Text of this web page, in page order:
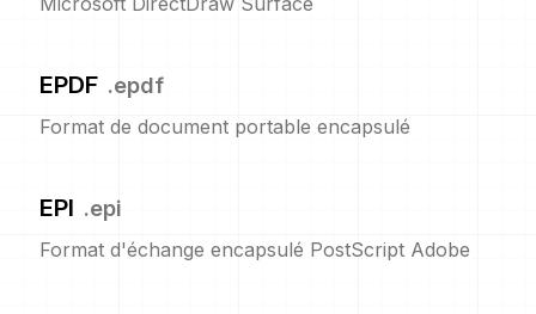
EPDF .epdf
Format de document portable encapsulé
EPI .epi
Format d'échange encapsulé PostScript Adobe